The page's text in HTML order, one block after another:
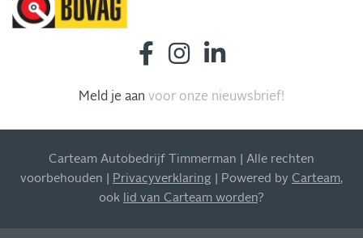
Meld je aan voor onze nieuwsbrief!
INSCHRIJVEN NIEUWSBRIEF
Blijf op de hoogte van al onze acties, aanbiedingen en
Carteam Autobedrijf Timmerman | Alle rechten
voorbehouden |
Privacyverklaring | Powered by Carteam,
ook lid van Carteam worden?